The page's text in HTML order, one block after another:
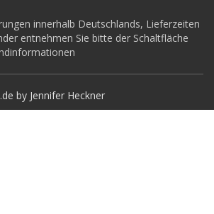
innerhalb Deutschlands, Lieferzeiten
entnehmen Sie bitte der Schaltfläche
by Jennifer Heckner